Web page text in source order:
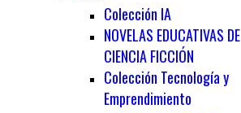
Colección IA
NOVELAS EDUCATIVAS DE
CIENCIA FICCIÓN
Colección Tecnología y
Emprendimiento